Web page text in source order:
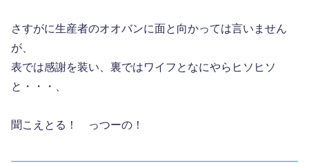
さすがに生産者のオオバンに面と向かっては言いません
が、
表では感謝を装い、裏ではワイフとなにやらヒソヒソ
と・・・、
聞こえとる！ っつーの！